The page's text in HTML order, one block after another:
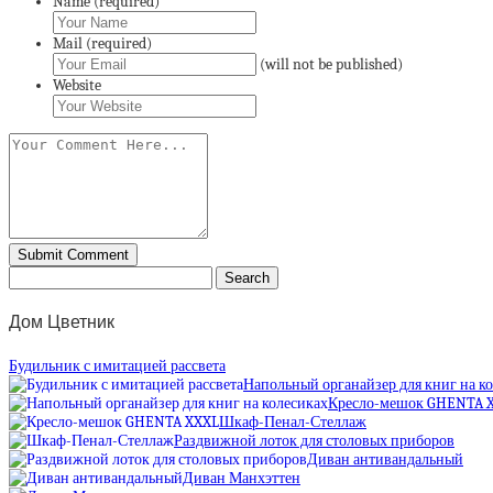
Mail (required)
(will not be published)
Website
Дом Цветник
Будильник с имитацией рассвета
Напольный органайзер для книг на
Кресло-мешок GHENTA
Шкаф-Пенал-Стеллаж
Раздвижной лоток для столовых приборов
Диван антивандальный
Диван Манхэттен